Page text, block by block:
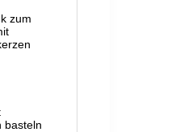
zum
basteln